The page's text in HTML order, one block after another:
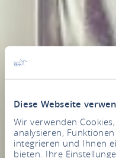
Diese Webseite
Wir verwenden
analysieren,
integrieren und Ihnen
bieten. Ihre